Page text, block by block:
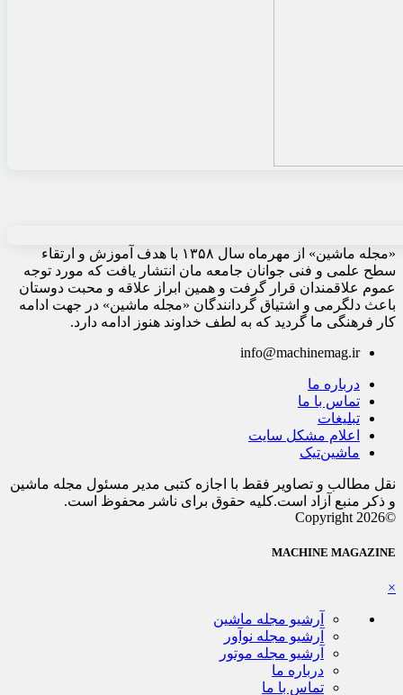
«مجله ماشین» از مهرماه سال ۱۳۵۸ با هدف آموزش و ارتقاء
سطح علمی و فنی جوانان جامعه مان انتشار یافت که مورد توجه
عموم علاقمندان قرار گرفت و همین ابراز علاقه و محبت دوستان
باعث دلگرمی و اشتیاق گردانندگان «مجله ماشین» در جهت ادامه
کار فرهنگی ما گردید که به لطف خداوند هنوز ادامه دارد.
info@machinemag.ir
درباره ما
تماس با ما
تبلیغات
اعلام مشکل سایت
ماشین‌تیک
نقل مطالب و تصاویر فقط با اجازه کتبی مدیر مسئول مجله ماشین
و ذکر منبع آزاد است.کلیه حقوق برای ناشر محفوظ است.
©Copyright 2026
MACHINE MAGAZINE
×
آرشیو مجله ماشین
آرشیو مجله نوآور
آرشیو مجله موتور
درباره ما
تماس با ما